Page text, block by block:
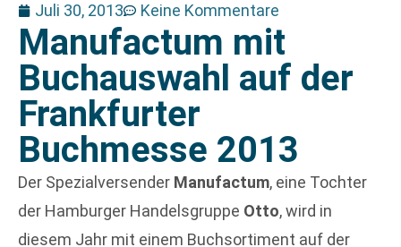
Juli 30, 2013 Keine Kommentare
Manufactum mit
Buchauswahl auf der
Frankfurter
Buchmesse 2013
Der Spezialversender Manufactum, eine Tochter
der Hamburger Handelsgruppe Otto, wird in
diesem Jahr mit einem Buchsortiment auf der